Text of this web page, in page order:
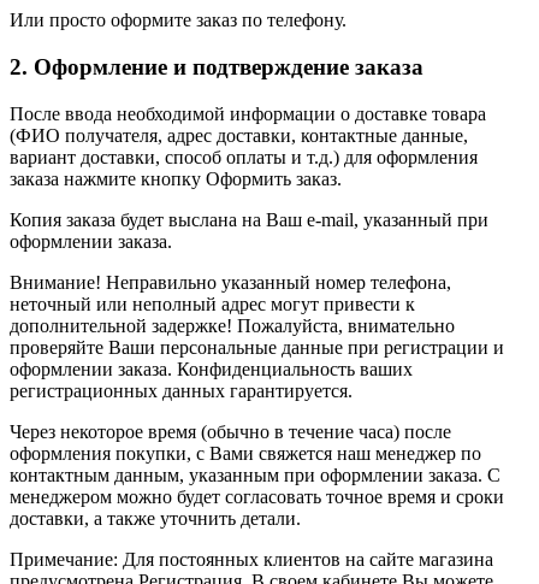
Или просто оформите заказ по телефону.
2. Оформление и подтверждение заказа
После ввода необходимой информации о доставке товара
(ФИО получателя, адрес доставки, контактные данные,
вариант доставки, способ оплаты и т.д.) для оформления
заказа нажмите кнопку Оформить заказ.
Копия заказа будет выслана на Ваш e-mail, указанный при
оформлении заказа.
Внимание! Неправильно указанный номер телефона,
неточный или неполный адрес могут привести к
дополнительной задержке! Пожалуйста, внимательно
проверяйте Ваши персональные данные при регистрации и
оформлении заказа. Конфиденциальность ваших
регистрационных данных гарантируется.
Через некоторое время (обычно в течение часа) после
оформления покупки, с Вами свяжется наш менеджер по
контактным данным, указанным при оформлении заказа. С
менеджером можно будет согласовать точное время и сроки
доставки, а также уточнить детали.
Примечание: Для постоянных клиентов на сайте магазина